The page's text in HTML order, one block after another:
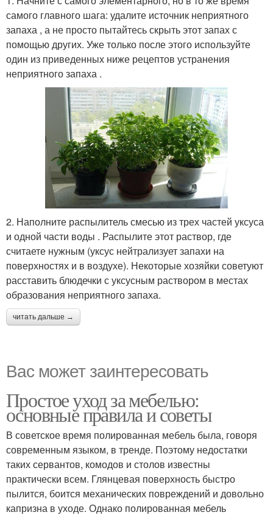
самого главного шага: удалите источник неприятного
запаха , а не просто пытайтесь скрыть этот запах с
помощью других. Уже только после этого используйте
один из приведенных ниже рецептов устранения
неприятного запаха .
2. Наполните распылитель смесью из трех частей уксуса
и одной части воды . Распылите этот раствор, где
считаете нужным (уксус нейтрализует запахи на
поверхностях и в воздухе). Некоторые хозяйки советуют
расставить блюдечки с уксусным раствором в местах
образования неприятного запаха.
читать дальше →
Вас может заинтересовать
Простое уход за мебелью:
основные правила и советы
В советское время полированная мебель была, говоря
современным языком, в тренде. Поэтому недостатки
таких сервантов, комодов и столов известны
практически всем. Глянцевая поверхность быстро
пылится, боится механических повреждений и довольно
капризна в уходе. Однако полированная мебель